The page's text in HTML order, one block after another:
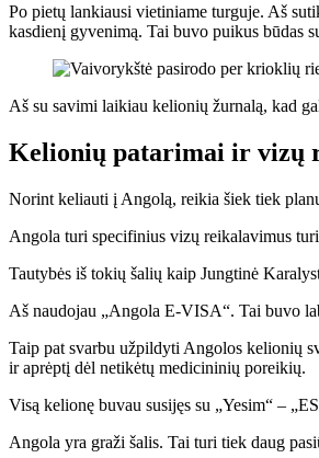
Po pietų lankiausi vietiniame turguje. Aš
kasdienį gyvenimą. Tai buvo puikus būdas
Aš su savimi laikiau kelionių žurnalą, kad
Kelionių patarimai ir vizų
Norint keliauti į Angolą, reikia šiek tiek
Angola turi specifinius vizų reikalavimus
Tautybės iš tokių šalių kaip Jungtinė
Aš naudojau „Angola E-VISA“. Tai buvo
Taip pat svarbu užpildyti Angolos kelionių
ir aprėptį dėl netikėtų medicininių poreikių.
Visą kelionę buvau susijęs su „Yesim“ –
Angola yra graži šalis. Tai turi tiek daug